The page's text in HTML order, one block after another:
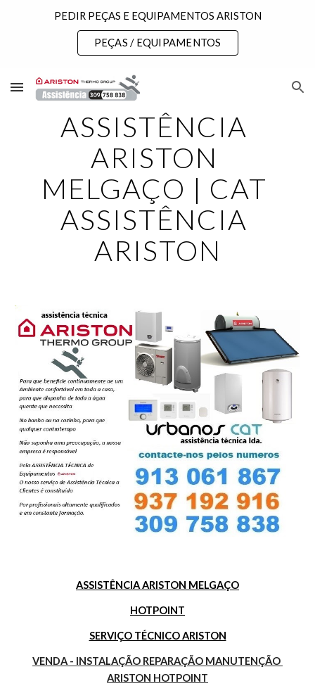
Skip to main content
PEDIR PEÇAS E EQUIPAMENTOS ARISTON
PEÇAS / EQUIPAMENTOS
ASSISTÊNCIA
ARISTON
MELGAÇO | CAT
ASSISTÊNCIA
ARISTON
ASSISTÊNCIA ARISTON MELGAÇO
HOTPOINT
SERVIÇO TÉCNICO ARISTON
VENDA - INSTALAÇÃO REPARAÇÃO MANUTENÇÃO
ARISTON HOTPOINT